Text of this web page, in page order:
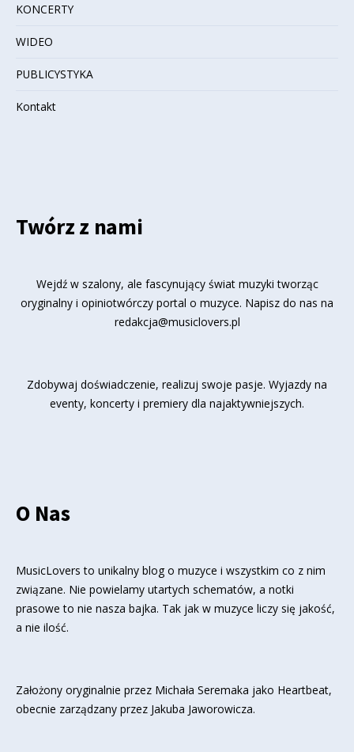
KONCERTY
WIDEO
PUBLICYSTYKA
Kontakt
Twórz z nami
Wejdź w szalony, ale fascynujący świat muzyki tworząc
oryginalny i opiniotwórczy portal o muzyce. Napisz do nas na
redakcja@musiclovers.pl
Zdobywaj doświadczenie, realizuj swoje pasje. Wyjazdy na
eventy, koncerty i premiery dla najaktywniejszych.
O Nas
MusicLovers to unikalny blog o muzyce i wszystkim co z nim
związane. Nie powielamy utartych schematów, a notki
prasowe to nie nasza bajka. Tak jak w muzyce liczy się jakość,
a nie ilość.
Założony oryginalnie przez Michała Seremaka jako Heartbeat,
obecnie zarządzany przez Jakuba Jaworowicza.